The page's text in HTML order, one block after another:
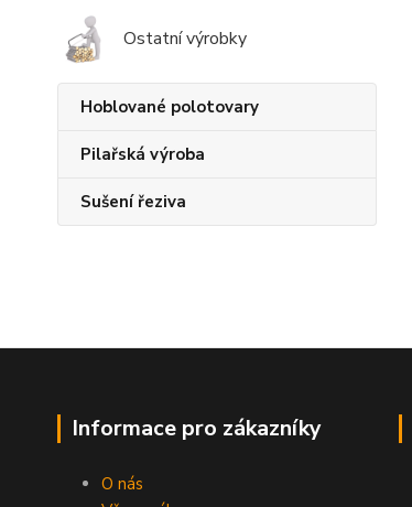
Ostatní výrobky
Hoblované polotovary
Pilařská výroba
Sušení řeziva
Informace pro zákazníky
O nás